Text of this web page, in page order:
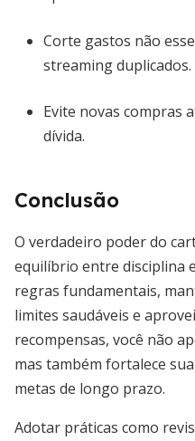
Corte gastos não
streaming duplicados.
Evite novas compras
dívida.
Conclusão
O verdadeiro poder do
equilíbrio entre disciplina
regras fundamentais,
limites saudáveis e
recompensas, você não
mas também fortalece
metas de longo prazo.
Adotar práticas como